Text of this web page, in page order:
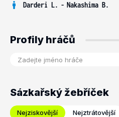
Darderi L. - Nakashima B.
Profily hráčů
Sázkařský žebříček
Nejziskovější Nejztrátovější